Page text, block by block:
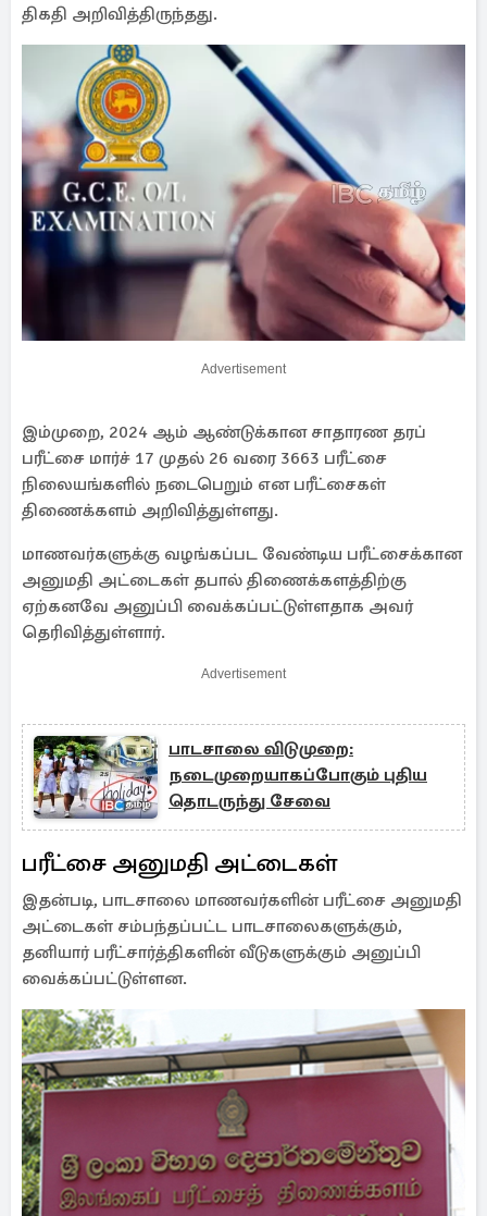
திகதி அறிவித்திருந்தது.
Advertisement
இம்முறை, 2024 ஆம் ஆண்டுக்கான சாதாரண தரப்
பரீட்சை மார்ச் 17 முதல் 26 வரை 3663 பரீட்சை
நிலையங்களில் நடைபெறும் என பரீட்சைகள்
திணைக்களம் அறிவித்துள்ளது.
மாணவர்களுக்கு வழங்கப்பட வேண்டிய பரீட்சைக்கான
அனுமதி அட்டைகள் தபால் திணைக்களத்திற்கு
ஏற்கனவே அனுப்பி வைக்கப்பட்டுள்ளதாக அவர்
தெரிவித்துள்ளார்.
Advertisement
பாடசாலை விடுமுறை:
நடைமுறையாகப்போகும் புதிய
தொடருந்து சேவை
பரீட்சை அனுமதி அட்டைகள்
இதன்படி, பாடசாலை மாணவர்களின் பரீட்சை அனுமதி
அட்டைகள் சம்பந்தப்பட்ட பாடசாலைகளுக்கும்,
தனியார் பரீட்சார்த்திகளின் வீடுகளுக்கும் அனுப்பி
வைக்கப்பட்டுள்ளன.